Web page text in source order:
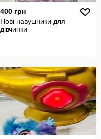
400 грн
Нові навушники для
дівчинки